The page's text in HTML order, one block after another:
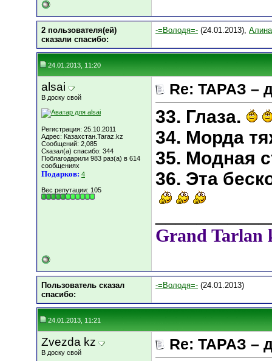
2 пользователя(ей)
сказали cпасибо:
-=Володя=- (24.01.2013),
24.01.2013, 11:20
alsai
В доску свой
Регистрация: 25.10.2011
Адрес: Казахстан.Taraz.kz
Сообщений: 2,085
Сказал(а) спасибо: 344
Поблагодарили 983 раз(а) в 614
сообщениях
Подарков: 4
Вес репутации: 105
Re: ТАРАЗ –
33. Глаза.
34. Морда
35. Модная
36. Эта
Grand Tarlan
Пользователь сказал
cпасибо:
-=Володя=- (24.01.2013)
24.01.2013, 11:21
Zvezda kz
В доску свой Re: ТАРАЗ –